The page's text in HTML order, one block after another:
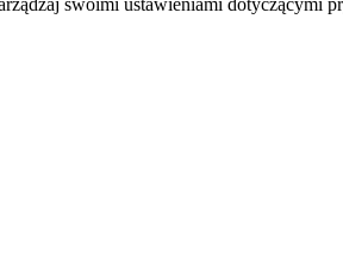
swoimi ustawieniami dotyczącymi